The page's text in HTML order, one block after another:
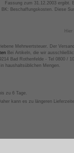
Fassung zum 31.12.2003 ergibt.
BK: Beschaffungskosten. Diese
Mehrwertsteuer. Der
Bei Artikeln, die wir
Bad Rothenfelde - Tel 0800 /
haushaltsüblichen Mengen.
zu 6 Tage.
kann es zu längeren